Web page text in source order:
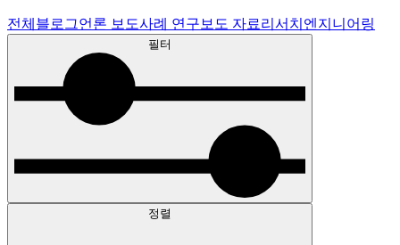
전체 블로그언론 보도사례 연구 보도 자료리서치 엔지니어링
필터
정렬